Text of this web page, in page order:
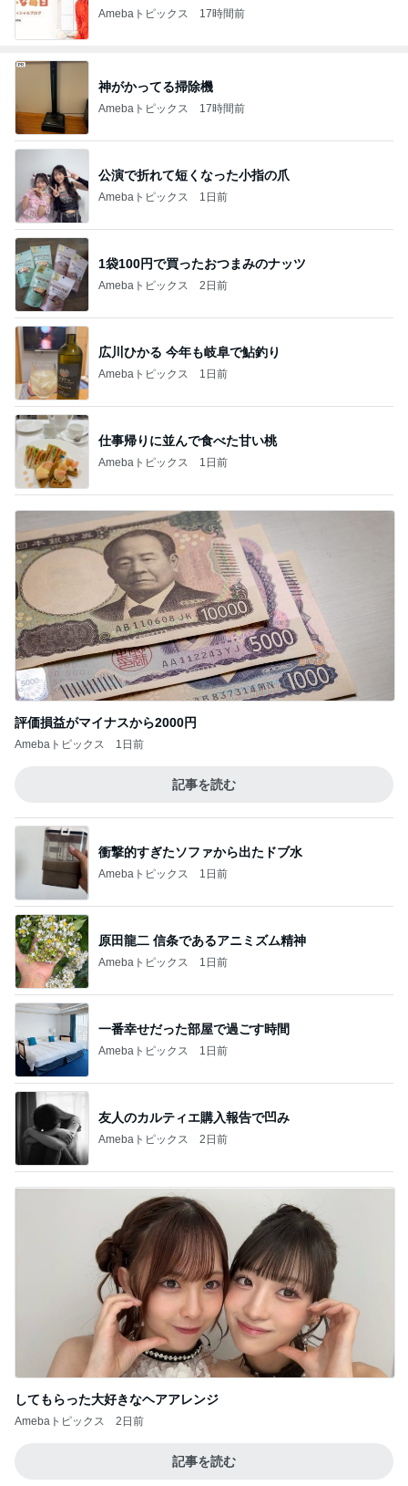
Amebaトピックス 17時間前
神がかってる掃除機
Amebaトピックス 17時間前
公演で折れて短くなった小指の爪
Amebaトピックス 1日前
1袋100円で買ったおつまみのナッツ
Amebaトピックス 2日前
広川ひかる 今年も岐阜で鮎釣り
Amebaトピックス 1日前
仕事帰りに並んで食べた甘い桃
Amebaトピックス 1日前
評価損益がマイナスから2000円
Amebaトピックス 1日前
記事を読む
衝撃的すぎたソファから出たドブ水
Amebaトピックス 1日前
原田龍二 信条であるアニミズム精神
Amebaトピックス 1日前
一番幸せだった部屋で過ごす時間
Amebaトピックス 1日前
友人のカルティエ購入報告で凹み
Amebaトピックス 2日前
してもらった大好きなヘアアレンジ
Amebaトピックス 2日前
記事を読む